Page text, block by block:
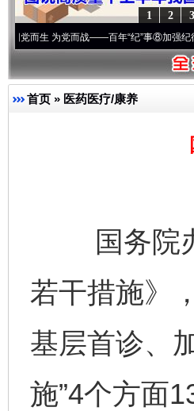
3
2
1
为党而战——百年“纪”事⑧加强纪律..·[视频]
首页 » 医药医疗/康养
国务院办
若干措施》
基层首诊、
施”4个方面